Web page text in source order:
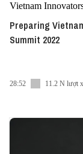
Vietnam
Preparing
Summit 2022
28:52 11.2 N lượt